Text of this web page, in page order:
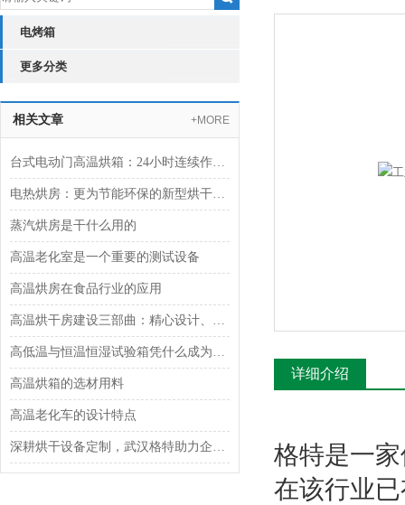
电烤箱
更多分类
相关文章 +MORE
台式电动门高温烘箱：24小时连续作业提高生产效率
电热烘房：更为节能环保的新型烘干设备
蒸汽烘房是干什么用的
高温老化室是一个重要的测试设备
高温烘房在食品行业的应用
高温烘干房建设三部曲：精心设计、专业搭建与细致维护
高低温与恒温恒湿试验箱凭什么成为高校实验室偏爱的设备？
高温烘箱的选材用料
高温老化车的设计特点
深耕烘干设备定制，武汉格特助力企业提质增效
详细介绍
格特是一
在该行业